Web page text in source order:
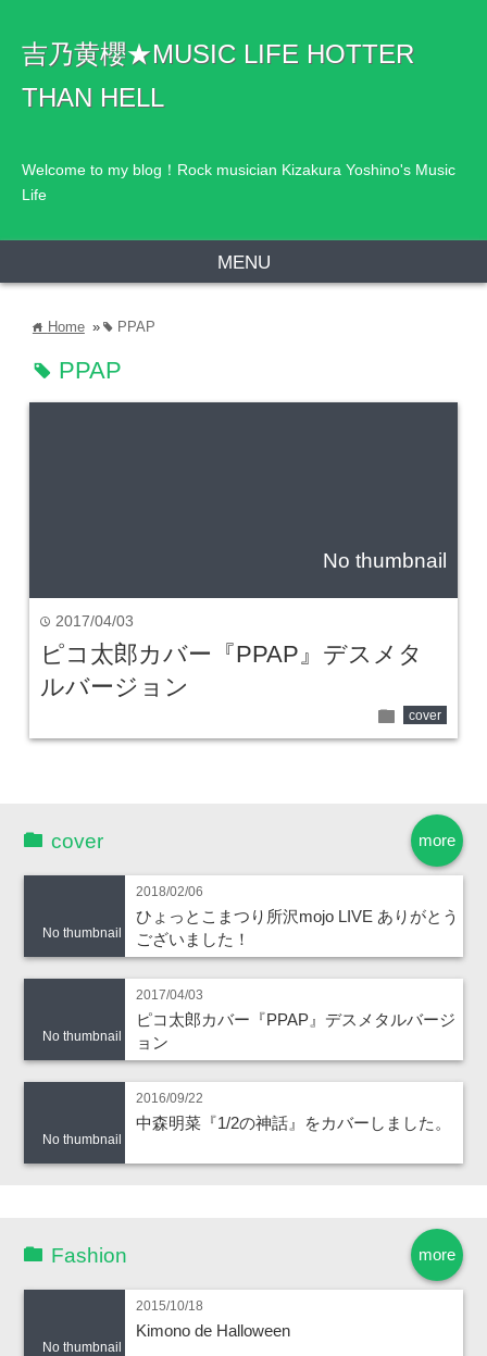
吉乃黄櫻★MUSIC LIFE HOTTER
THAN HELL
Welcome to my blog！Rock musician Kizakura Yoshino's Music
Life
MENU
home Home » tag PPAP
tag PPAP
No thumbnail
time 2017/04/03
ピコ太郎カバー『PPAP』デスメタ
ルバージョン
folder cover
more
cover
No thumbnail
2018/02/06
ひょっとこまつり所沢mojo LIVE ありがとう
ございました！
No thumbnail
2017/04/03
ピコ太郎カバー『PPAP』デスメタルバージ
ョン
No thumbnail
2016/09/22
中森明菜『1/2の神話』をカバーしました。
more
Fashion
No thumbnail
2015/10/18
Kimono de Halloween